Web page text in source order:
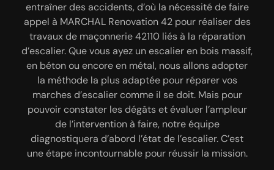
entraîner des accidents, d’où la nécessité de faire
appel à MARCHAL Renovation 42 pour réaliser des
travaux de maçonnerie 42110 liés à la réparation
d’escalier. Que vous ayez un escalier en bois massif,
en béton ou encore en métal, nous allons adopter
la méthode la plus adaptée pour réparer vos
marches d’escalier comme il se doit. Mais pour
pouvoir constater les dégâts et évaluer l’ampleur
de l’intervention à faire, notre équipe
diagnostiquera d’abord l’état de l’escalier. C’est
une étape incontournable pour réussir la mission.
espace extérieur pour profiter des beaux jours ?
Contactez l’entreprise de maçonnerie MARCHAL
Renovation 42 qui est un spécialiste en réalisation
de terrasse béton. Nous ne parlons pas ici de béton
brut, non. Vous avez tout à fait la possibilité de
personnaliser votre extérieur en choisissant un
béton décoratif, un béton désactivé, un béton lissé,
un béton lavé et plus encore. Quel que soit votre
choix, nous pouvons vous assurer que nos
interventions se feront dans un total respect des
règles de l’art.
Préalablement à la pose de carrelage, de parquet,
de plancher ou de tout autre revêtement de sol, il
est indispensable de procéder à la réalisation de
chape. Cela offre un rendu exceptionnel au
revêtement de sol à poser. En effet, la chape va
rendre le sol rectiligne et sans défaut. Il existe trois
manières de réaliser une chape, à choisir selon vos
convenances. Il s’agit de la chape traditionnelle, de
la chape liquide et de la chape sèche. Nos artisans
sont là pour vous aider à choisir, si vous avez
besoin de conseil.